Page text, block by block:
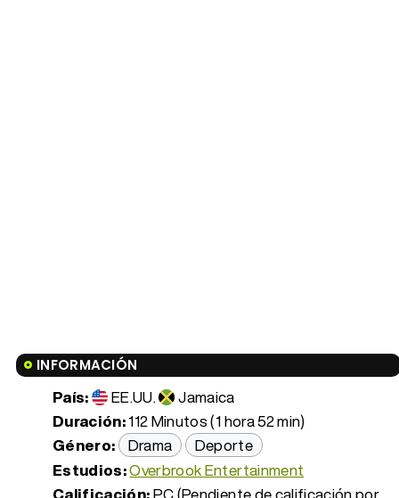
INFORMACIÓN
País: EE.UU.
Jamaica
Duración:112 Minutos (1 hora 52 min)
Género: Drama
Deporte
Estudios:Overbrook Entertainment